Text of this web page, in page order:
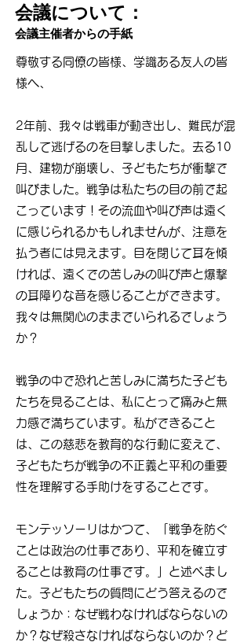
会議について：
会議主催者からの手紙
尊敬する同僚の皆様、学識ある友人の皆
様へ、
2年前、我々は戦車が動き出し、難民が混
乱して逃げるのを目撃しました。去る10
月、建物が崩壊し、子どもたちが衝撃で
叫びました。戦争は私たちの目の前で起
こっています！その流血や叫び声は遠く
に感じられるかもしれませんが、注意を
払う者には見えます。目を閉じて耳を傾
ければ、遠くでの苦しみの叫び声と爆撃
の耳障りな音を感じることができます。
我々は無関心のままでいられるでしょう
か？
戦争の中で恐れと苦しみに満ちた子ども
たちを見ることは、私にとって痛みと無
力感で満ちています。私ができること
は、この慈悲を教育的な行動に変えて、
子どもたちが戦争の不正義と平和の重要
性を理解する手助けをすることです。
モンテッソーリはかつて、「戦争を防ぐ
ことは政治の仕事であり、平和を確立す
ることは教育の仕事です。」と述べまし
た。子どもたちの質問にどう答えるので
しょうか：なぜ戦わなければならないの
か？なぜ殺さなければならないのか？ど